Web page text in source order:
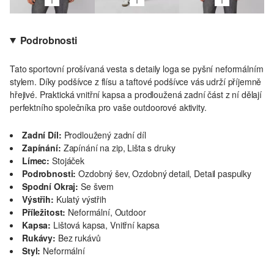
Podrobnosti
Tato sportovní prošívaná vesta s detaily loga se pyšní neformálním
stylem. Díky podšívce z flísu a taftové podšívce vás udrží příjemně
hřejivé. Praktická vnitřní kapsa a prodloužená zadní část z ní dělají
perfektního společníka pro vaše outdoorové aktivity.
Zadní Díl: Prodloužený zadní díl
Zapínání: Zapínání na zip, Lišta s druky
Límec: Stojáček
Podrobnosti: Ozdobný šev, Ozdobný detail, Detail paspulky
Spodní Okraj: Se švem
Výstřih: Kulatý výstřih
Příležitost: Neformální, Outdoor
Kapsa: Lištová kapsa, Vnitřní kapsa
Rukávy: Bez rukávů
Styl: Neformální